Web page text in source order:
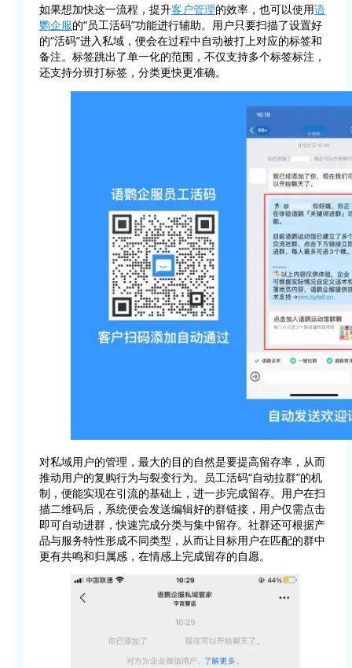
如果想加快这一流程，提升客户管理的效率，也可以使用语
鹦企服的“员工活码”功能进行辅助。用户只要扫描了设置好
的“活码”进入私域，便会在过程中自动被打上对应的标签和
备注。标签跳出了单一化的范围，不仅支持多个标签标注，
还支持分班打标签，分类更快更准确。
对私域用户的管理，最大的目的自然是要提高留存率，从而
推动用户的复购行为与裂变行为。员工活码“自动拉群”的机
制，便能实现在引流的基础上，进一步完成留存。用户在扫
描二维码后，系统便会发送编辑好的群链接，用户仅需点击
即可自动进群，快速完成分类与集中留存。社群还可根据产
品与服务特性形成不同类型，从而让目标用户在匹配的群中
更有共鸣和归属感，在情感上完成留存的自愿。